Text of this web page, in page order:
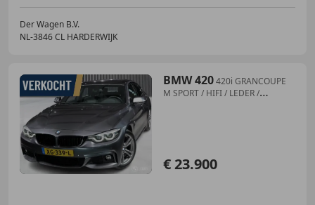
Der Wagen B.V.
NL-3846 CL HARDERWIJK
BMW 420420i GRANCOUPE
M SPORT / HIFI / LEDER /
€ 23.900